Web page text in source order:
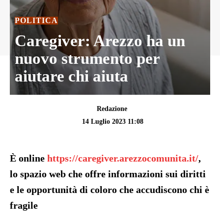
POLITICA
Caregiver: Arezzo ha un
nuovo strumento per
aiutare chi aiuta
Redazione
14 Luglio 2023 11:08
È online https://caregiver.arezzocomunita.it/,
lo spazio web che offre informazioni sui diritti
e le opportunità di coloro che accudiscono chi è
fragile